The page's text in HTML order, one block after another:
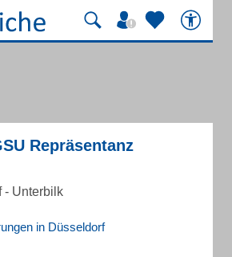
Repräsentanz
- Unterbilk
in Düsseldorf